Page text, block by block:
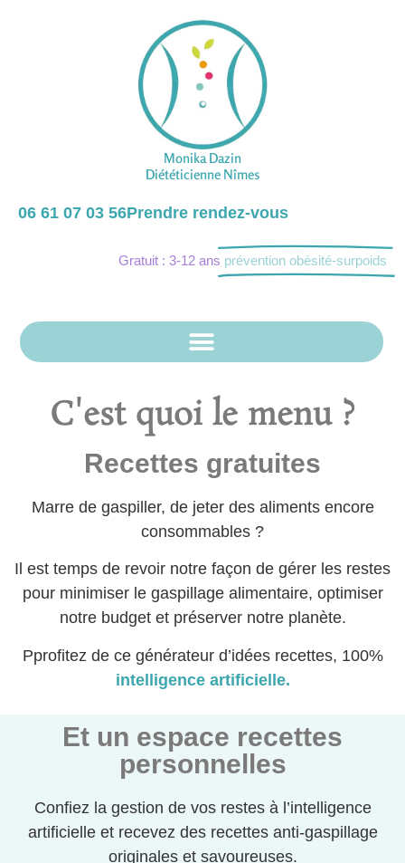
Monika Dazin
Diététicienne Nîmes
06 61 07 03 56Prendre rendez-vous
Gratuit : 3-12 ans prévention obésité-surpoids
C'est quoi le menu ?
Recettes gratuites
Marre de gaspiller, de jeter des aliments encore
consommables ?
Il est temps de revoir notre façon de gérer les restes
pour minimiser le gaspillage alimentaire, optimiser
notre budget et préserver notre planète.
Pprofitez de ce générateur d’idées recettes, 100%
intelligence artificielle.
Et un espace recettes
personnelles
Confiez la gestion de vos restes à l’intelligence
artificielle et recevez des recettes anti-gaspillage
originales et savoureuses.